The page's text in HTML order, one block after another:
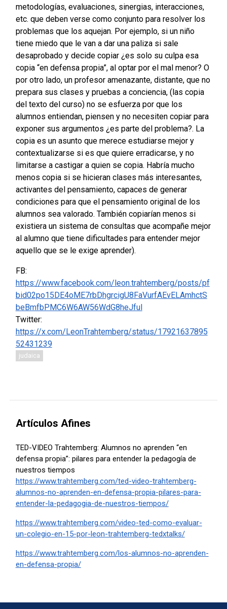
metodologías, evaluaciones, sinergias, interacciones,
etc. que deben verse como conjunto para resolver los
problemas que los aquejan. Por ejemplo, si un niño
tiene miedo que le van a dar una paliza si sale
desaprobado y decide copiar ¿es solo su culpa esa
copia “en defensa propia”, al optar por el mal menor? O
por otro lado, un profesor amenazante, distante, que no
prepara sus clases y pruebas a conciencia, (las copia
del texto del curso) no se esfuerza por que los
alumnos entiendan, piensen y no necesiten copiar para
exponer sus argumentos ¿es parte del problema?. La
copia es un asunto que merece estudiarse mejor y
contextualizarse si es que quiere erradicarse, y no
limitarse a castigar a quien se copia. Habría mucho
menos copia si se hicieran clases más interesantes,
activantes del pensamiento, capaces de generar
condiciones para que el pensamiento original de los
alumnos sea valorado. También copiarían menos si
existiera un sistema de consultas que acompañe mejor
al alumno que tiene dificultades para entender mejor
aquello que se le exige aprender).
FB:
https://www.facebook.com/leon.trahtemberg/posts/pf
bid02po15DE4oME7rbDhgrcigU8FaVurfAEvELAmhctS
beBmfbPMC6W6AW56WdG8heJful
Twitter:
https://x.com/LeonTrahtemberg/status/17921637895
52431239
judaica
Artículos Afines
TED-VIDEO Trahtemberg: Alumnos no aprenden “en
defensa propia”: pilares para entender la pedagogía de
nuestros tiempos
https://www.trahtemberg.com/ted-video-trahtemberg-
alumnos-no-aprenden-en-defensa-propia-pilares-para-
entender-la-pedagogia-de-nuestros-tiempos/
https://www.trahtemberg.com/video-ted-como-evaluar-
un-colegio-en-15-por-leon-trahtemberg-tedxtalks/
https://www.trahtemberg.com/los-alumnos-no-aprenden-
en-defensa-propia/